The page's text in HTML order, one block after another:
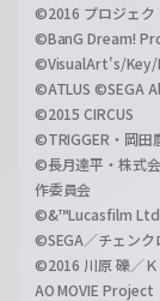
©2016 プロジェク
©BanG Dream!
©VisualArt's/
©ATLUS ©SEGA
©2015 CIRCUS
©TRIGGER・岡田
©長月達平・株式
作委員会
©&™Lucasfilm
©SEGA／チェンク
©2016 川原 礫／
AO MOVIE Project